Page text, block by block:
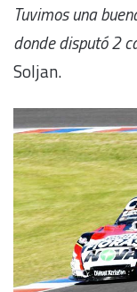
Tuvimos una
donde disputó 2
Soljan.